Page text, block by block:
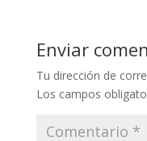
Enviar
Tu dirección de
Los campos